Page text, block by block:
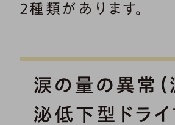
2種類があります。
涙の量の異常
泌低下型ドライ